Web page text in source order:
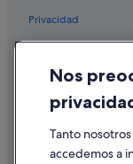
Privacidad
Condiciones de uso
Información legal/
Pautas sobre el
Nos
Tanto
accedemos a